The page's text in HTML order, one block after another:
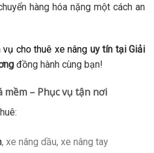
hàng hóa nặng một cách an
vụ cho thuê xe nâng uy tín tại Giải
đồng hành cùng bạn!
mềm – Phục vụ tận nơi
, xe nâng dầu, xe nâng tay